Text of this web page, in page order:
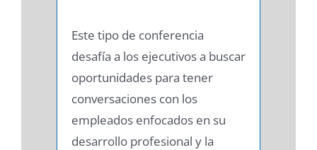
Este tipo de conferencia
desafía a los ejecutivos a buscar
oportunidades para tener
conversaciones con los
empleados enfocados en su
desarrollo profesional y la